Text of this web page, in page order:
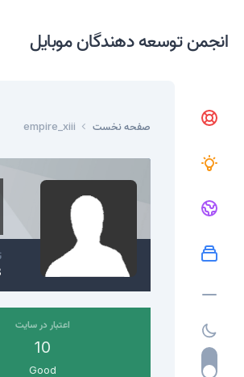
انجمن توسعه دهندگان موبایل
صفحه نخست empire_xiii
اعتبار در سایت
10
Good